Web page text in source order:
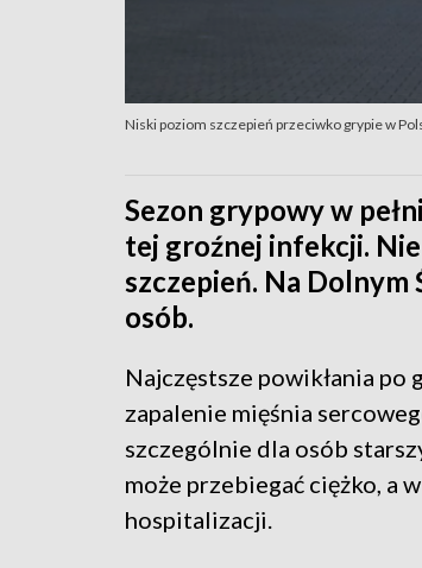
Niski poziom szczepień przeciwko grypie w
Sezon grypowy w
tej groźnej infekcji.
szczepień. Na
osób.
Najczęstsze powikłania po
zapalenie mięśnia
szczególnie dla osób
może przebiegać ciężko, a
hospitalizacji.